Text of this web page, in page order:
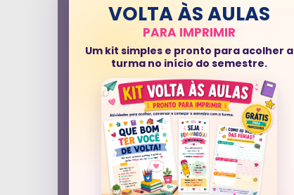
VOLTA ÀS AULAS
PARA IMPRIMIR
Um kit simples e pronto para acolher a
turma no início do semestre.